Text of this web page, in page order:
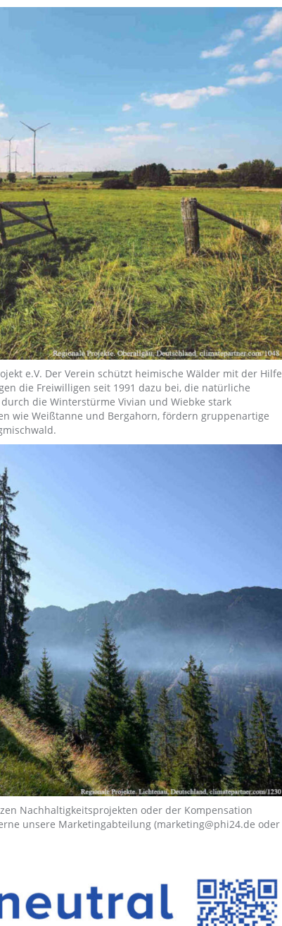
e.V. Der Verein schützt heimische Wälder mit der Hilfe
die Freiwilligen seit 1991 dazu bei, die natürliche
die Winterstürme Vivian und Wiebke stark
wie Weißtanne und Bergahorn, fördern gruppenartige
Nachhaltigkeitsprojekten oder der Kompensation
unsere Marketingabteilung (marketing@phi24.de oder